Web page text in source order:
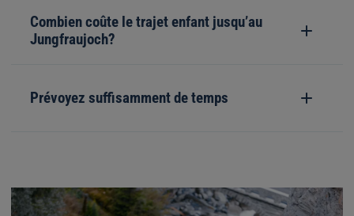
Combien coûte le trajet enfant jusqu’au
Jungfraujoch?
Prévoyez suffisamment de temps